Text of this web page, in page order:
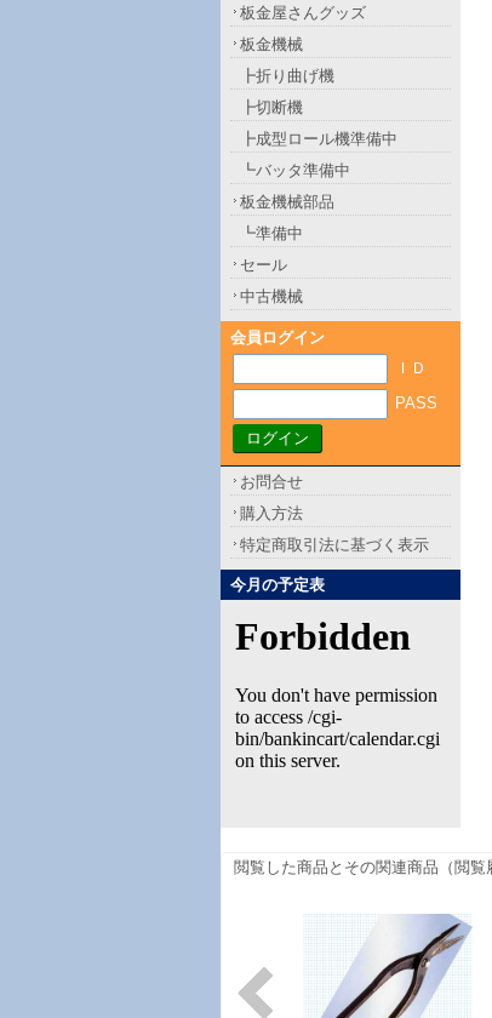
板金屋さんグッズ
板金機械
┣折り曲げ機
┣切断機
┣成型ロール機準備中
┗バッタ準備中
板金機械部品
┗準備中
セール
中古機械
会員ログイン
ＩＤ
PASS
お問合せ
購入方法
特定商取引法に基づく表示
今月の予定表